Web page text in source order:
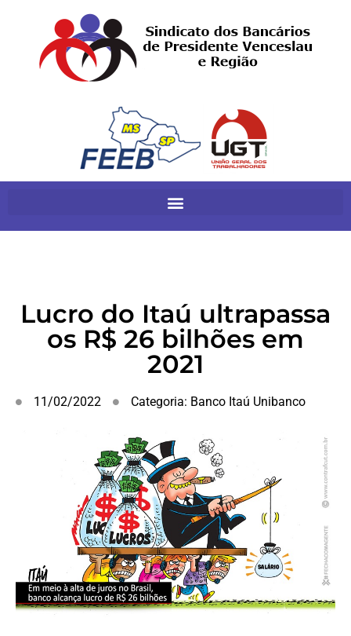
Lucro do Itaú ultrapassa
os R$ 26 bilhões em
2021
11/02/2022 Categoria: Banco Itaú Unibanco